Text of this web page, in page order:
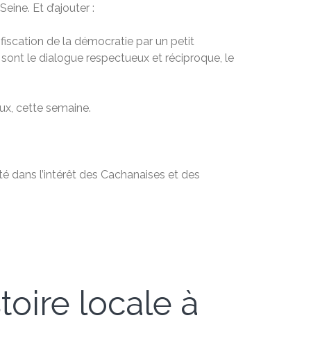
Et d’ajouter :
de la démocratie par un petit
le dialogue respectueux et réciproque, le
cette semaine.
dans l’intérêt des Cachanaises et des
locale à